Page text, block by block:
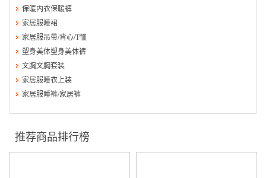
保暖内衣保暖裤
家居服睡裙
家居服吊带/背心/T恤
塑身美体塑身美体裤
文胸文胸套装
家居服睡衣上装
家居服睡裤/家居裤
推荐商品排行榜